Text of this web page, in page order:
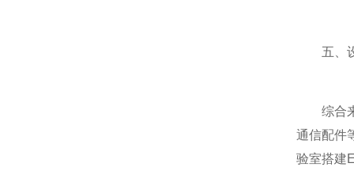
五、设
综合来
通信配件
验室搭建